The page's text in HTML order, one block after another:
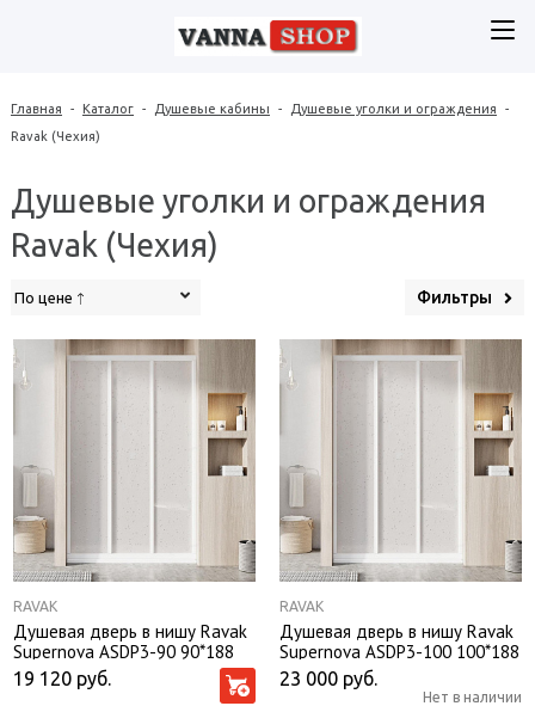
Главная - Каталог - Душевые кабины - Душевые уголки и ограждения
-
Ravak (Чехия)
Душевые уголки и ограждения
Ravak (Чехия)
По цене Фильтры
RAVAK
Душевая дверь в нишу Ravak
Supernova ASDP3-90 90*188
профиль белый, пластик Pearl
без поддона
19 120 руб.
RAVAK
Душевая дверь в нишу Ravak
Supernova ASDP3-100 100*188
профиль белый, пластик Pearl
без поддона
23 000 руб.
Нет в наличии